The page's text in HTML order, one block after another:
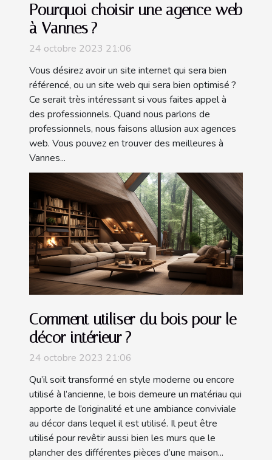
Pourquoi choisir une agence web
à Vannes ?
24 octobre 2023 21:06
Vous désirez avoir un site internet qui sera bien
référencé, ou un site web qui sera bien optimisé ?
Ce serait très intéressant si vous faites appel à
des professionnels. Quand nous parlons de
professionnels, nous faisons allusion aux agences
web. Vous pouvez en trouver des meilleures à
Vannes...
Comment utiliser du bois pour le
décor intérieur ?
24 octobre 2023 21:06
Qu’il soit transformé en style moderne ou encore
utilisé à l’ancienne, le bois demeure un matériau qui
apporte de l’originalité et une ambiance conviviale
au décor dans lequel il est utilisé. Il peut être
utilisé pour revêtir aussi bien les murs que le
plancher des différentes pièces d’une maison...